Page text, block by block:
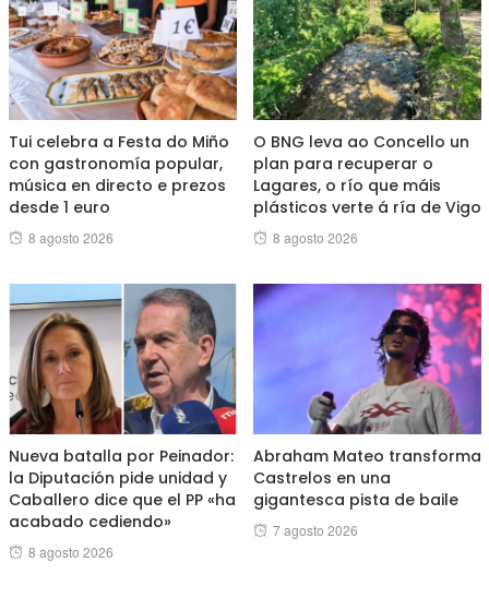
Tui celebra a Festa do Miño
con gastronomía popular,
música en directo e prezos
desde 1 euro
Posted
8 agosto 2026
O BNG leva ao Concello un
plan para recuperar o
Lagares, o río que máis
plásticos verte á ría de Vigo
Posted
8 agosto 2026
Nueva batalla por Peinador:
la Diputación pide unidad y
Caballero dice que el PP «ha
acabado cediendo»
Posted
8 agosto 2026
Abraham Mateo transforma
Castrelos en una
gigantesca pista de baile
Posted
7 agosto 2026